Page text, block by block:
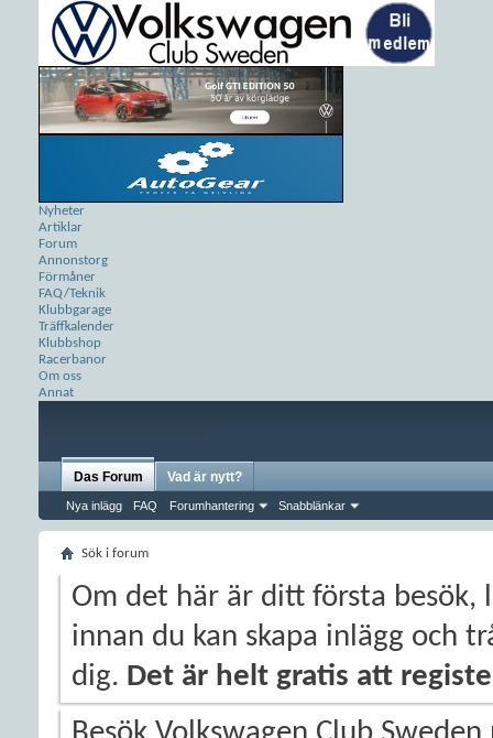
Nyheter
Artiklar
Forum
Annonstorg
Förmåner
FAQ/Teknik
Klubbgarage
Träffkalender
Klubbshop
Racerbanor
Om oss
Annat
Das Forum
Nya inlägg FAQ Forumhantering Snabblänkar
Vad är nytt?
Sök i forum
Om det här är ditt första besök,
innan du kan skapa inlägg och
dig. Det är helt gratis att